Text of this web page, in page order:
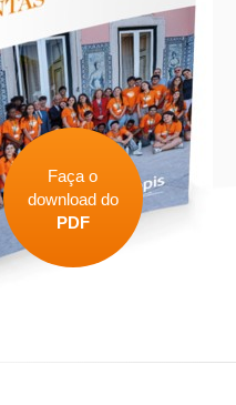
Faça o
download do
PDF